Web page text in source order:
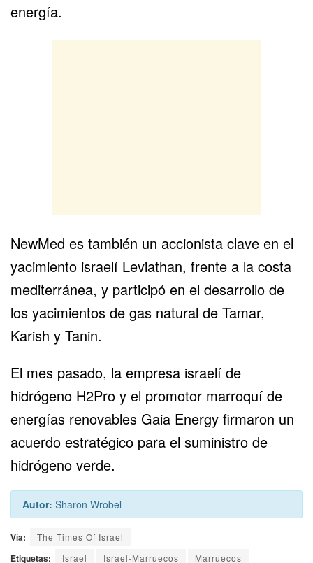
energía.
NewMed es también un accionista clave en el
yacimiento israelí Leviathan, frente a la costa
mediterránea, y participó en el desarrollo de
los yacimientos de gas natural de Tamar,
Karish y Tanin.
El mes pasado, la empresa israelí de
hidrógeno H2Pro y el promotor marroquí de
energías renovables Gaia Energy firmaron un
acuerdo estratégico para el suministro de
hidrógeno verde.
Autor: Sharon Wrobel
Vía: The Times Of Israel
Etiquetas: Israel Israel-Marruecos Marruecos